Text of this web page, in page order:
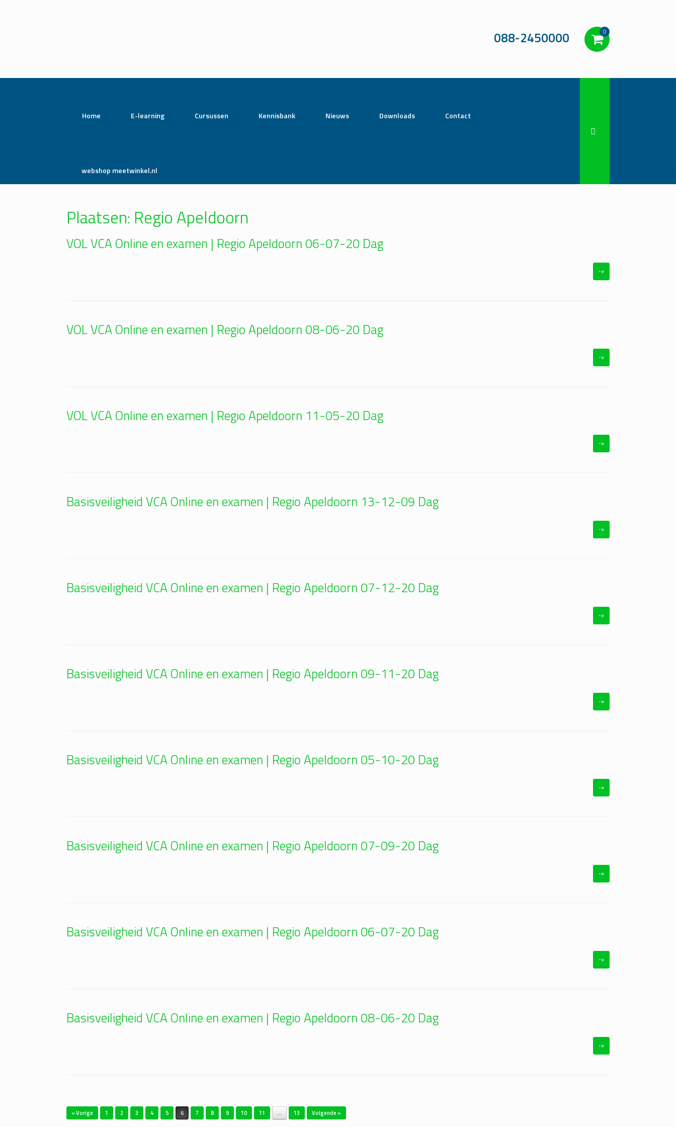
088-2450000 0
Home E-learning Cursussen Kennisbank Nieuws Downloads Contact
webshop meetwinkel.nl
Plaatsen: Regio Apeldoorn
VOL VCA Online en examen | Regio Apeldoorn 06-07-20 Dag
->
VOL VCA Online en examen | Regio Apeldoorn 08-06-20 Dag
->
VOL VCA Online en examen | Regio Apeldoorn 11-05-20 Dag
->
Basisveiligheid VCA Online en examen | Regio Apeldoorn 13-12-09 Dag
->
Basisveiligheid VCA Online en examen | Regio Apeldoorn 07-12-20 Dag
->
Basisveiligheid VCA Online en examen | Regio Apeldoorn 09-11-20 Dag
->
Basisveiligheid VCA Online en examen | Regio Apeldoorn 05-10-20 Dag
->
Basisveiligheid VCA Online en examen | Regio Apeldoorn 07-09-20 Dag
->
Basisveiligheid VCA Online en examen | Regio Apeldoorn 06-07-20 Dag
->
Basisveiligheid VCA Online en examen | Regio Apeldoorn 08-06-20 Dag
->
« Vorige 1 2 3 4 5 6 7 8 9 10 11 … 13 Volgende »